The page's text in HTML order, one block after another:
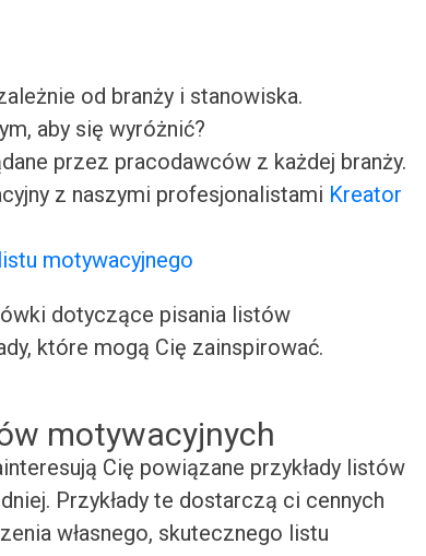
od branży i stanowiska.
aby się wyróżnić?
przez pracodawców z każdej branży.
z naszymi profesjonalistami Kreator
motywacyjnego
dotyczące pisania listów
które mogą Cię zainspirować.
motywacyjnych
Cię powiązane przykłady listów
Przykłady te dostarczą ci cennych
własnego, skutecznego listu